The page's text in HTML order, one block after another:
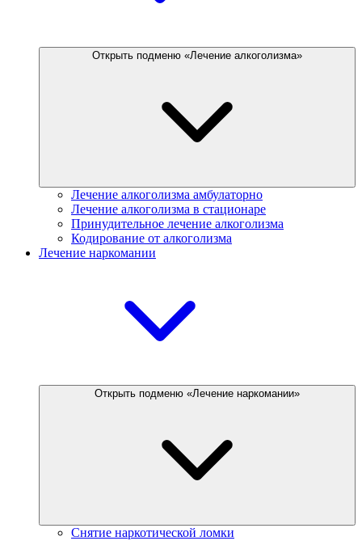
Открыть подменю «Лечение алкоголизма»
Лечение алкоголизма амбулаторно
Лечение алкоголизма в стационаре
Принудительное лечение алкоголизма
Кодирование от алкоголизма
Лечение наркомании
Открыть подменю «Лечение наркомании»
Снятие наркотической ломки